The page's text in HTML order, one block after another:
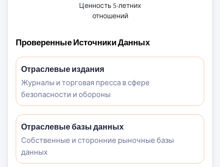
Ценность 5-летних
отношений
Проверенные Источники Данных
Отраслевые издания
Журналы и торговая пресса в сфере
безопасности и обороны
Отраслевые базы данных
Собственные и сторонние рыночные базы
данных